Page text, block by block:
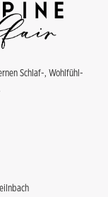
Schlaf-, Wohlfühl-